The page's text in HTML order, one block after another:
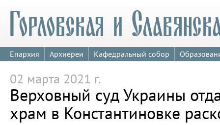
Епархия Архиереи Кафедральный собор
02 марта 2021 г.
Верховный суд Украины
храм в Константиновке